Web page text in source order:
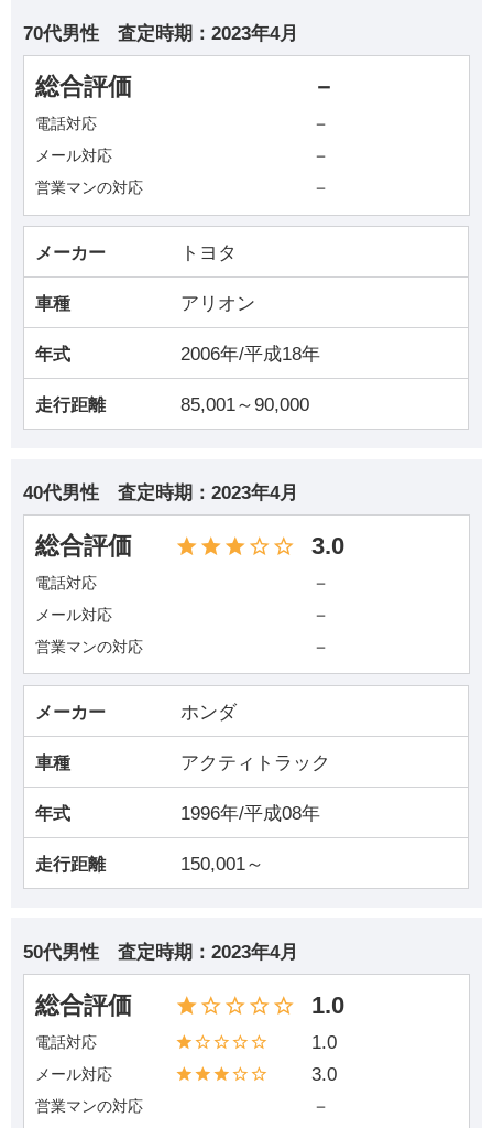
70代男性 査定時期： 2023年4月
総合評価 －
電話対応 －
メール対応 －
営業マンの対応 －
メーカー トヨタ
車種 アリオン
年式 2006年/平成18年
走行距離 85,001～90,000
40代男性 査定時期： 2023年4月
総合評価 3.0
電話対応 －
メール対応 －
営業マンの対応 －
メーカー ホンダ
車種 アクティトラック
年式 1996年/平成08年
走行距離 150,001～
50代男性 査定時期： 2023年4月
総合評価 1.0
電話対応 1.0
メール対応 3.0
営業マンの対応 －